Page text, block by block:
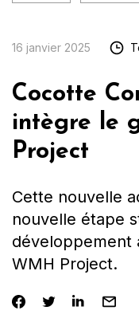
16 janvier 2025
Cocotte
intègre le
Project
Cette nouvelle
nouvelle étape
développement
WMH Project.